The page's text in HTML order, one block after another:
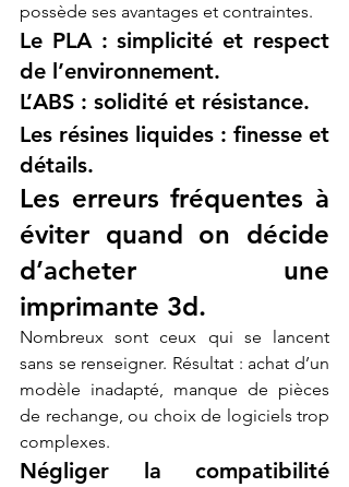
possède ses avantages et contraintes.
Le PLA : simplicité et respect
de l’environnement.
L’ABS : solidité et résistance.
Les résines liquides : finesse et
détails.
Les erreurs fréquentes à
éviter quand on décide
d’acheter une
imprimante 3d.
Nombreux sont ceux qui se lancent
sans se renseigner. Résultat : achat d’un
modèle inadapté, manque de pièces
de rechange, ou choix de logiciels trop
complexes.
Négliger la compatibilité